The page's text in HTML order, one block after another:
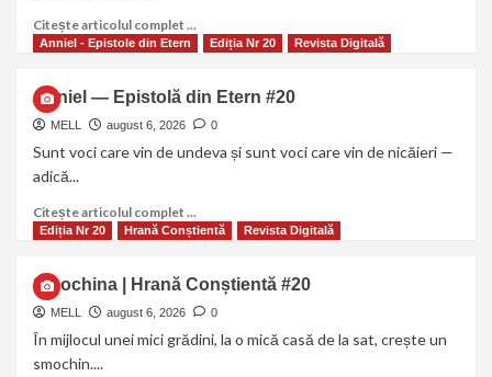
Citește articolul complet ...
Anniel - Epistole din Etern Ediția Nr 20 Revista Digitală
Anniel — Epistolă din Etern #20
MELL august 6, 2026 0
Sunt voci care vin de undeva și sunt voci care vin de nicăieri —
adică...
Citește articolul complet ...
Ediția Nr 20 Hrană Conștientă Revista Digitală
Smochina | Hrană Conștientă #20
MELL august 6, 2026 0
În mijlocul unei mici grădini, la o mică casă de la sat, crește un
smochin....